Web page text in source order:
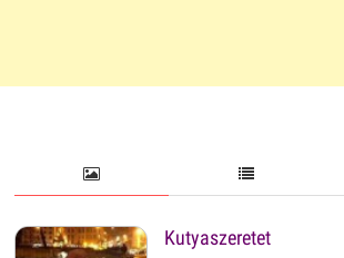
Kutyaszeretet